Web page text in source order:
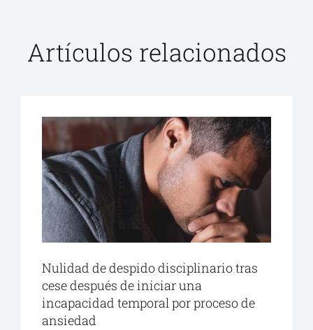
Artículos relacionados
Nulidad de despido disciplinario tras
cese después de iniciar una
incapacidad temporal por proceso de
ansiedad